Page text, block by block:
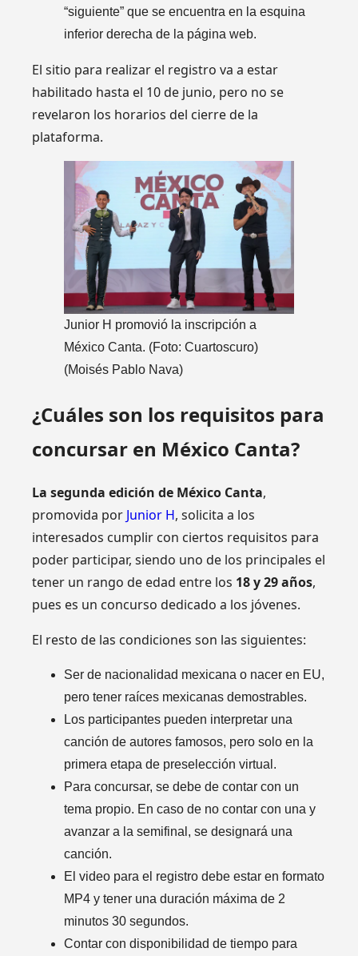
“siguiente” que se encuentra en la esquina
inferior derecha de la página web.
El sitio para realizar el registro va a estar
habilitado hasta el 10 de junio, pero no se
revelaron los horarios del cierre de la
plataforma.
Junior H promovió la inscripción a
México Canta. (Foto: Cuartoscuro)
(Moisés Pablo Nava)
¿Cuáles son los requisitos para
concursar en México Canta?
La segunda edición de México Canta,
promovida por Junior H, solicita a los
interesados cumplir con ciertos requisitos para
poder participar, siendo uno de los principales el
tener un rango de edad entre los 18 y 29 años,
pues es un concurso dedicado a los jóvenes.
El resto de las condiciones son las siguientes:
Ser de nacionalidad mexicana o nacer en EU,
pero tener raíces mexicanas demostrables.
Los participantes pueden interpretar una
canción de autores famosos, pero solo en la
primera etapa de preselección virtual.
Para concursar, se debe de contar con un
tema propio. En caso de no contar con una y
avanzar a la semifinal, se designará una
canción.
El video para el registro debe estar en formato
MP4 y tener una duración máxima de 2
minutos 30 segundos.
Contar con disponibilidad de tiempo para